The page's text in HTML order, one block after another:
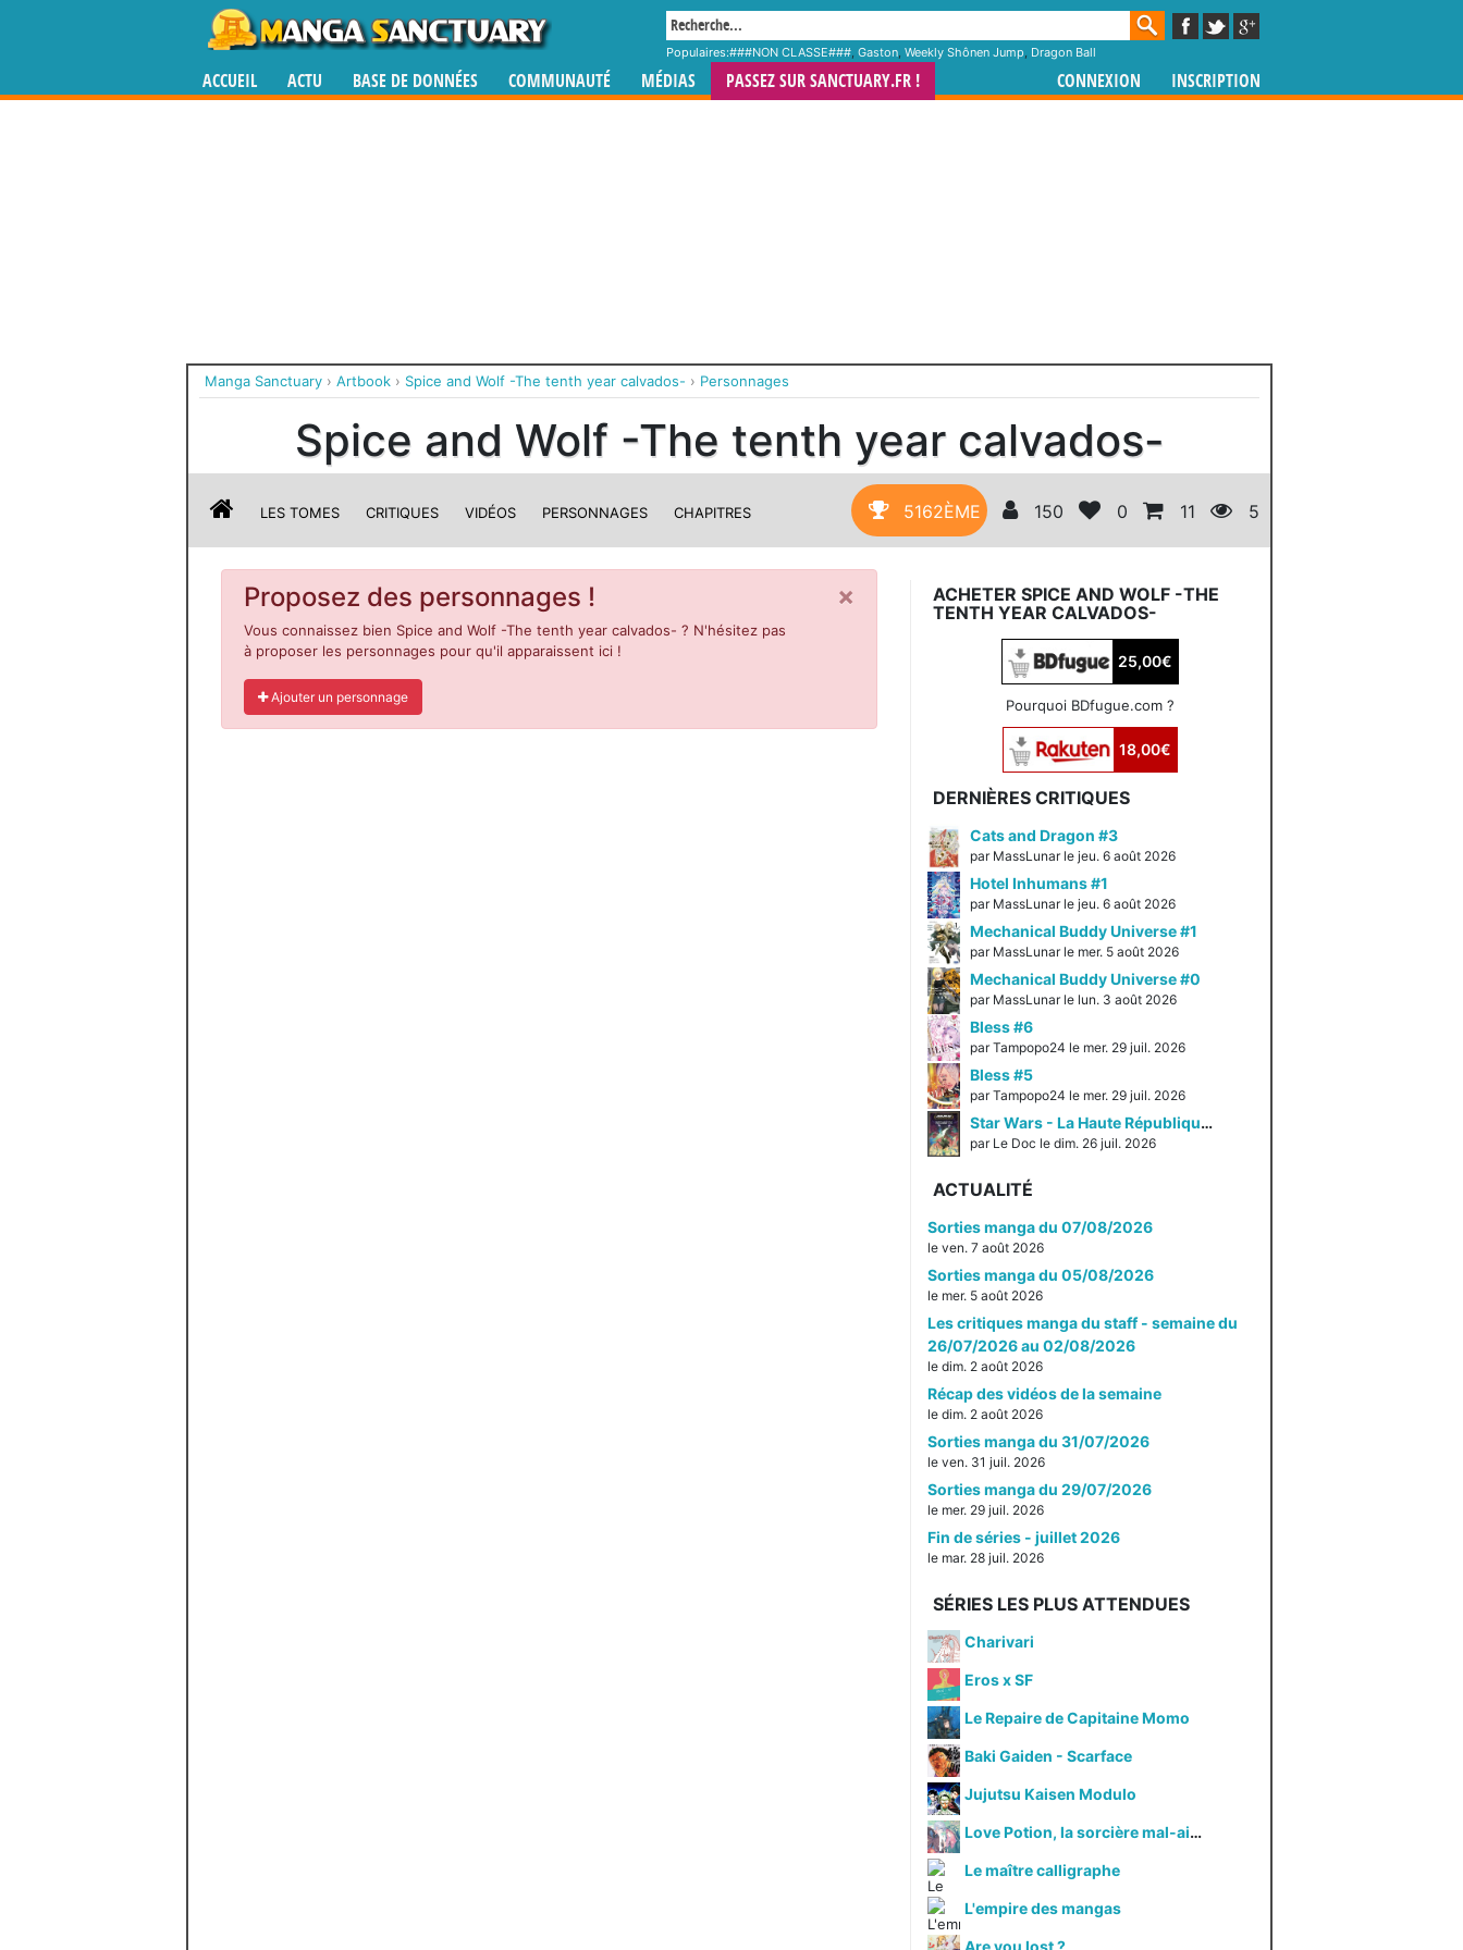
Populaires:###NON CLASSE###, Gaston, Weekly Shônen Jump, Dragon Ball
ACCUEIL ACTU BASE DE DONNÉES COMMUNAUTÉ MÉDIAS PASSEZ SUR SANCTUARY.FR ! CONNEXION INSCRIPTION
Manga Sanctuary › Artbook › Spice and Wolf -The tenth year calvados- › Personnages
Spice and Wolf -The tenth year calvados-
LES TOMES CRITIQUES VIDÉOS PERSONNAGES CHAPITRES 5162ÈME 150 0 11 5
×
Proposez des personnages !
Vous connaissez bien Spice and Wolf -The tenth year calvados- ? N'hésitez pas
à proposer les personnages pour qu'il apparaissent ici !
Ajouter un personnage
ACHETER SPICE AND WOLF -THE
TENTH YEAR CALVADOS-
25,00€
Pourquoi BDfugue.com ?
18,00€
DERNIÈRES CRITIQUES
Cats and Dragon #3
par MassLunar le jeu. 6 août 2026
Hotel Inhumans #1
par MassLunar le jeu. 6 août 2026
Mechanical Buddy Universe #1
par MassLunar le mer. 5 août 2026
Mechanical Buddy Universe #0
par MassLunar le lun. 3 août 2026
Bless #6
par Tampopo24 le mer. 29 juil. 2026
Bless #5
par Tampopo24 le mer. 29 juil. 2026
Star Wars - La Haute République - Un équilibre fragile
par Le Doc le dim. 26 juil. 2026
ACTUALITÉ
Sorties manga du 07/08/2026
le ven. 7 août 2026
Sorties manga du 05/08/2026
le mer. 5 août 2026
Les critiques manga du staff - semaine du
26/07/2026 au 02/08/2026
le dim. 2 août 2026
Récap des vidéos de la semaine
le dim. 2 août 2026
Sorties manga du 31/07/2026
le ven. 31 juil. 2026
Sorties manga du 29/07/2026
le mer. 29 juil. 2026
Fin de séries - juillet 2026
le mar. 28 juil. 2026
SÉRIES LES PLUS ATTENDUES
Charivari
Eros x SF
Le Repaire de Capitaine Momo
Baki Gaiden - Scarface
Jujutsu Kaisen Modulo
Love Potion, la sorcière mal-aimée
Le maître calligraphe
L'empire des mangas
Are you lost ?